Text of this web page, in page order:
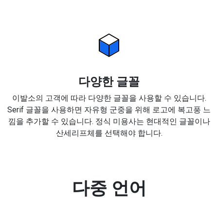
다양한 글꼴
이발소의 고객에 따라 다양한 글꼴을 사용할 수 있습니다.
Serif 글꼴을 사용하면 자유형 군중을 위해 로고에 복고풍 느
낌을 추가할 수 있습니다. 정식 미용사는 현대적인 글꼴이나
산세리프체를 선택해야 합니다.
다중 언어